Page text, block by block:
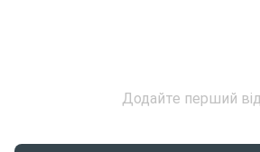
Додайте перший